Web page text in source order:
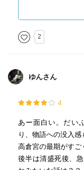
６巻では、人柄が
くなったので、そ
こうしているうち
めに遣わされた高
からないかばいが入
か？その後、州の
をささなかった、
原合戦まで。平家
旗に変えるという戦
2
ゆんさん
4
あー面白い。だい
り、物語への没入感
高倉宮の最期がすご
後半は清盛死後、